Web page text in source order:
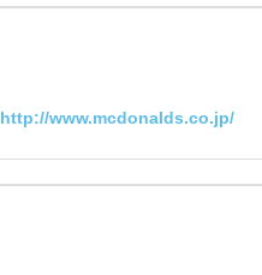
http://www.mcdonalds.co.jp/